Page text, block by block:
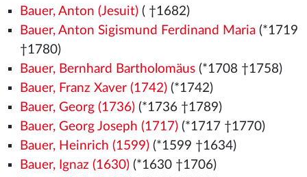
Bauer, Anton (Jesuit)( †1682)
Bauer, Anton Sigismund Ferdinand Maria(*1719
†1780)
Bauer, Bernhard Bartholomäus(*1708 †1758)
Bauer, Franz Xaver (1742)(*1742)
Bauer, Georg (1736)(*1736 †1789)
Bauer, Georg Joseph (1717)(*1717 †1770)
Bauer, Heinrich (1599)(*1599 †1634)
Bauer, Ignaz (1630)(*1630 †1706)